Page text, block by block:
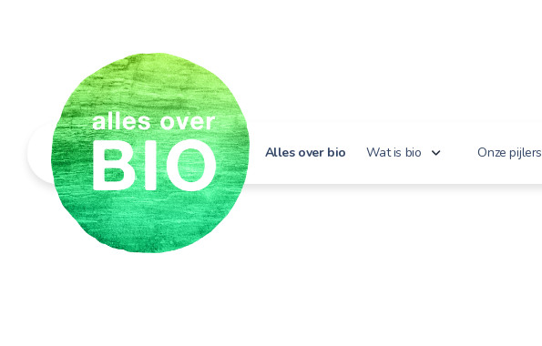
Alles over bio Wat is bio Onze pijlers